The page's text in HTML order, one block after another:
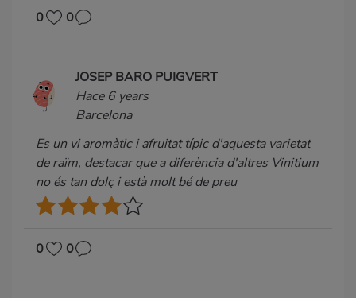
0 0
JOSEP BARO PUIGVERT
Hace 6 years
Barcelona
Es un vi aromàtic i afruitat típic d'aquesta varietat
de raïm, destacar que a diferència d'altres Vinitium
no és tan dolç i està molt bé de preu
0 0